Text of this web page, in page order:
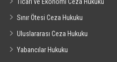
Sınır Ötesi Ceza Hukuku
Uluslararası Ceza Hukuku
Yabancılar Hukuku